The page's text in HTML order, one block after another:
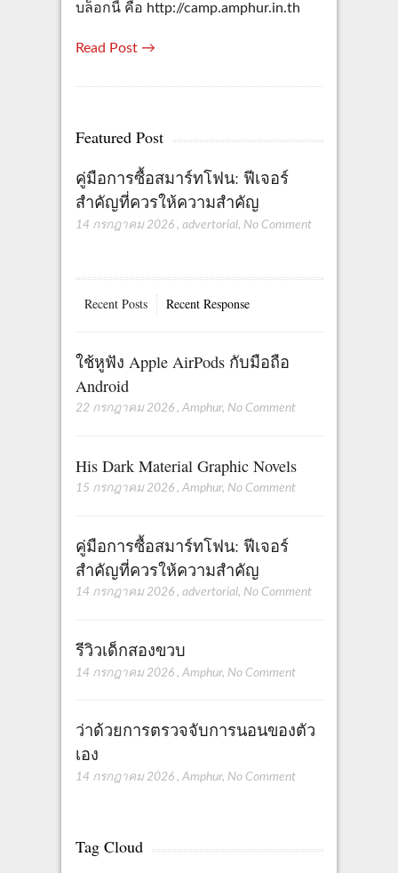
บล็อกนี้ คือ http://camp.amphur.in.th
Read Post →
Featured Post
คู่มือการซื้อสมาร์ทโฟน: ฟีเจอร์
สำคัญที่ควรให้ความสำคัญ
14 กรกฎาคม 2026 , advertorial, No Comment
Recent Posts Recent Response
ใช้หูฟัง Apple AirPods กับมือถือ
Android
22 กรกฎาคม 2026 , Amphur, No Comment
His Dark Material Graphic Novels
15 กรกฎาคม 2026 , Amphur, No Comment
คู่มือการซื้อสมาร์ทโฟน: ฟีเจอร์
สำคัญที่ควรให้ความสำคัญ
14 กรกฎาคม 2026 , advertorial, No Comment
รีวิวเด็กสองขวบ
14 กรกฎาคม 2026 , Amphur, No Comment
ว่าด้วยการตรวจจับการนอนของตัว
เอง
14 กรกฎาคม 2026 , Amphur, No Comment
Tag Cloud